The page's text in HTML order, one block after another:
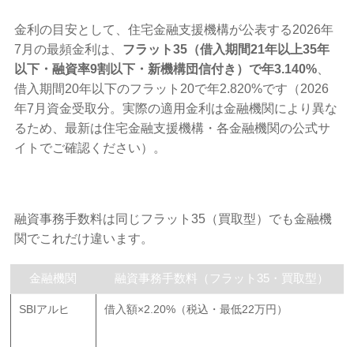
金利の目安として、住宅金融支援機構が公表する2026年
7月の最頻金利は、 フラット35（借入期間21年以上35年
以下・融資率9割以下・新機構団信付き）で年3.140%
借入期間20年以下のフラット20で年2.820%です（2026
年7月資金受取分。実際の適用金利は金融機関により異な
るため、最新は住宅金融支援機構・各金融機関の公式サ
イトでご確認ください）。
融資事務手数料は同じフラット35（買取型）でも金融機
関でこれだけ違います。
金融機関 融資事務手数料（フラット35・買取型）
SBIアルヒ 借入額×2.20%（税込・最低22万円）